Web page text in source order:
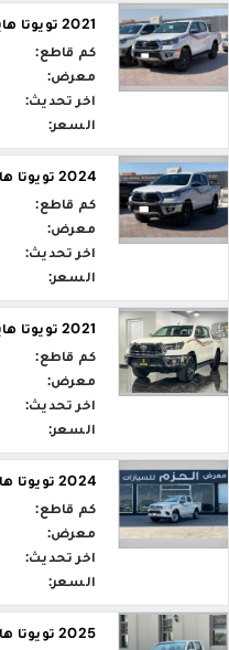
2021 تويوتا هايلكس 2.7 4x4
كم قاطع:
معرض:
اخر تحديث:
السعر:
2024 تويوتا هايلكس 2.7 4x4
كم قاطع:
معرض:
اخر تحديث:
السعر:
2021 تويوتا هايلكس 2.7 4x4
كم قاطع:
معرض:
اخر تحديث:
السعر:
2024 تويوتا هايلكس 2.7 4x4
كم قاطع:
معرض:
اخر تحديث:
السعر:
2025 تويوتا هايلكس 2.7 4x4